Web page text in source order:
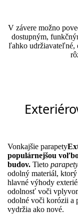
V závere možno
dostupným,
ľahko udržiavateľné,
Vonkajšie parapety
populárnejšou
budov. Tieto parapety
odolný materiál,
hlavné výhody
odolnosť voči
odolné voči korózii a
vydržia ako nové.